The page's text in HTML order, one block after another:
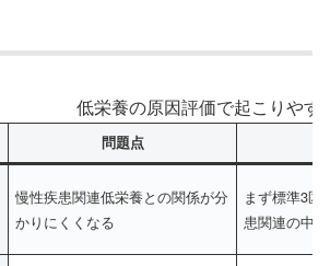
低栄養の原因評価で起こりやす
問題点
慢性疾患関連低栄養との関係が分
かりにくくなる
まず標準3区
患関連の中